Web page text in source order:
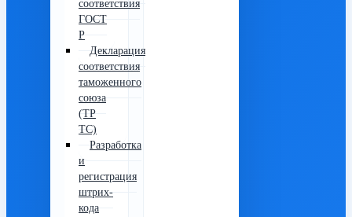
соответствия
ГОСТ
Р
Декларация
соответствия
таможенного
союза
(ТР
ТС)
Разработка
и
регистрация
штрих-
кода